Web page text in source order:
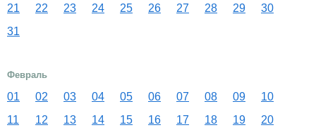
21
22 23 24 25 26 27 28 29
30
31
Февраль
01 02 03 04 05 06 07 08 09
10
11
12 13 14 15 16 17 18 19
20